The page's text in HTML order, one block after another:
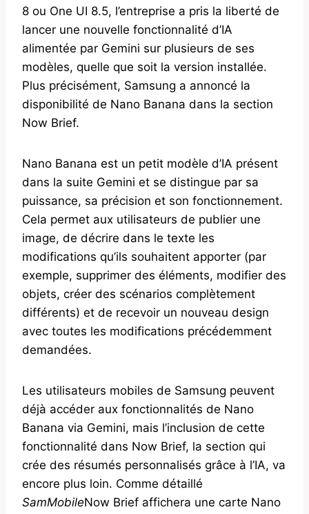
8 ou One UI 8.5, l’entreprise a pris la liberté de
lancer une nouvelle fonctionnalité d’IA
alimentée par Gemini sur plusieurs de ses
modèles, quelle que soit la version installée.
Plus précisément, Samsung a annoncé la
disponibilité de Nano Banana dans la section
Now Brief.
Nano Banana est un petit modèle d’IA présent
dans la suite Gemini et se distingue par sa
puissance, sa précision et son fonctionnement.
Cela permet aux utilisateurs de publier une
image, de décrire dans le texte les
modifications qu’ils souhaitent apporter (par
exemple, supprimer des éléments, modifier des
objets, créer des scénarios complètement
différents) et de recevoir un nouveau design
avec toutes les modifications précédemment
demandées.
Les utilisateurs mobiles de Samsung peuvent
déjà accéder aux fonctionnalités de Nano
Banana via Gemini, mais l’inclusion de cette
fonctionnalité dans Now Brief, la section qui
crée des résumés personnalisés grâce à l’IA, va
encore plus loin. Comme détaillé
SamMobileNow Brief affichera une carte Nano